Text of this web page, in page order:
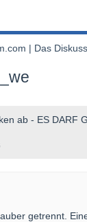
Das Diskussionsboard
ab - ES DARF
getrennt.